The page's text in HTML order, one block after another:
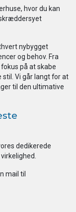
hvor du kan
nybygget
og behov. Fra
på at skabe
Vi går langt for at
til den ultimative
dedikerede
mail til